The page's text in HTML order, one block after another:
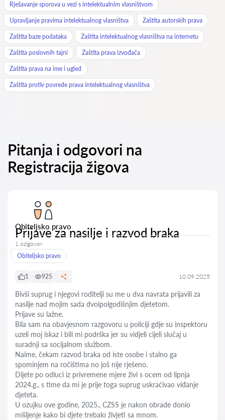
Rješavanje sporova u vezi s intelektualnim vlasništvom
Upravljanje pravima intelektualnog vlasništva Zaštita autorskih prava
Zaštita baze podataka Zaštita intelektualnog vlasništva na internetu
Zaštita poslovnih tajni Zaštita prava izvođača
Zaštita prava na ime i ugled
Zaštita protiv povrede prava intelektualnog vlasništva
Pitanja i odgovori na
Registracija žigova
Obiteljsko pravo
Prijave za nasilje i razvod braka
1 odgovor
Obiteljsko pravo
1 925 10.09.2025
Bivši suprug i njegovi roditelji su me u dva navrata prijavili za
nasilje nad mojim sada dvoipolgodišnjim djetetom.
Prijave su lažne.
Bila sam na obavjesnom razgovoru u policiji gdje su inspektoru
uzeli moj iskaz i bili mi podrška jer su vidjeli cijeli slučaj u
suradnji sa socijalnom službom.
Naime, čekam razvod braka od iste osobe i stalno ga
spominjem na ročištima no još nije rješeno.
Dijete po odluci iz privremene mjere živi s ocem od lipnja
2024.g., s time da mi je prije toga suprug uskraćivao viđanje
djeteta.
U ozujku ove godine, 2025., CZSS je nakon obrade donio
mišljenje kako bi djete trebalo živjeti sa mnom.